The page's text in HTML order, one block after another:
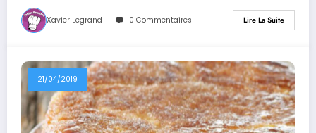
Xavier Legrand 0 Commentaires Lire La Suite
21/04/2019